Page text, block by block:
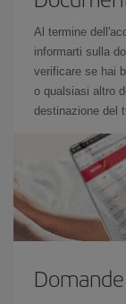
Al termine
informarti sulla
verificare se hai
o qualsiasi altro
destinazione del